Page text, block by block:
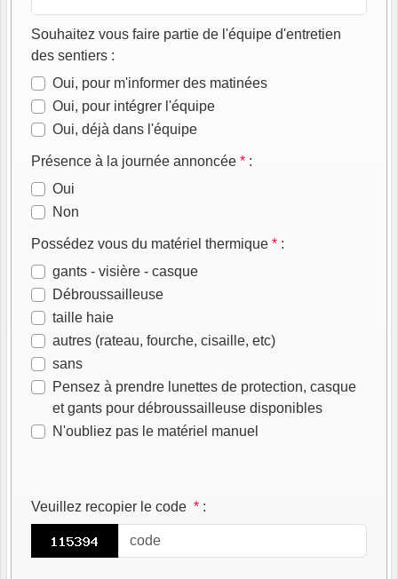
Souhaitez vous faire partie de l'équipe d'entretien
des sentiers :
Oui, pour m'informer des matinées
Oui, pour intégrer l'équipe
Oui, déjà dans l'équipe
Présence à la journée annoncée * :
Oui
Non
Possédez vous du matériel thermique * :
gants - visière - casque
Débroussailleuse
taille haie
autres (rateau, fourche, cisaille, etc)
sans
Pensez à prendre lunettes de protection, casque
et gants pour débroussailleuse disponibles
N'oubliez pas le matériel manuel
Veuillez recopier le code * :